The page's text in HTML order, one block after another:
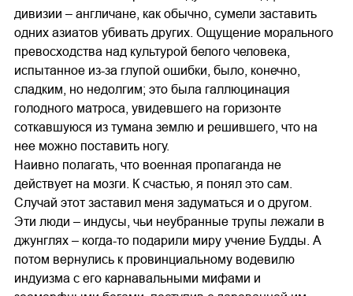
дивизии – англичане, как обычно, сумели заставить
одних азиатов убивать других. Ощущение морального
превосходства над культурой белого человека,
испытанное из-за глупой ошибки, было, конечно,
сладким, но недолгим; это была галлюцинация
голодного матроса, увидевшего на горизонте
соткавшуюся из тумана землю и решившего, что на
нее можно поставить ногу.
Наивно полагать, что военная пропаганда не
действует на мозги. К счастью, я понял это сам.
Случай этот заставил меня задуматься и о другом.
Эти люди – индусы, чьи неубранные трупы лежали в
джунглях – когда-то подарили миру учение Будды. А
потом вернулись к провинциальному водевилю
индуизма с его карнавальными мифами и